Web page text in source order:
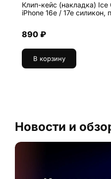
Клип-кейс (накладка)
iPhone 16e / 17e силикон,
890 ₽
В корзину
Новости и